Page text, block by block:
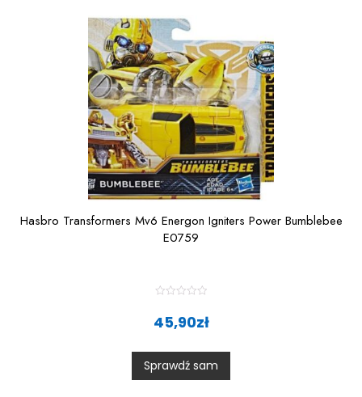
5
Hasbro Transformers Mv6 Energon Igniters Power Bumblebee
E0759
t
0
o
u
t
45,90zł
Sprawdź sam